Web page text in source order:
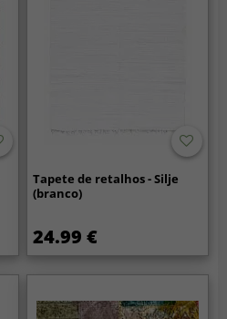
Tapete de retalhos - Silje
(branco)
24.99 €